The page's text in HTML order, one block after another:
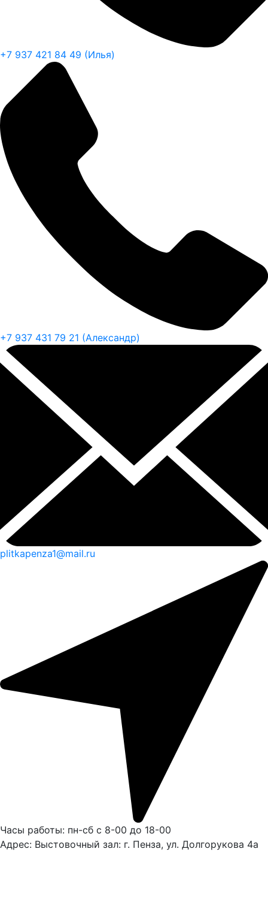
+7 937 421 84 49 (Илья)
+7 937 431 79 21 (Александр)
plitkapenza1@mail.ru
Часы работы: пн-сб с 8-00 до 18-00
Адрес: Выстовочный зал: г. Пенза, ул. Долгорукова 4а